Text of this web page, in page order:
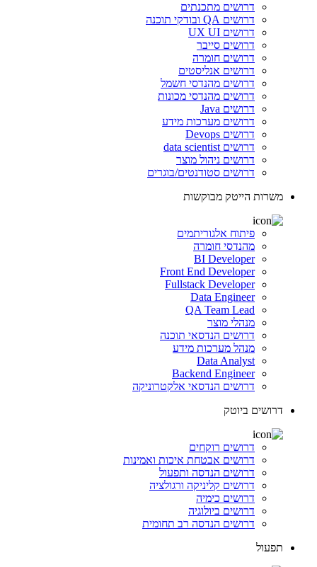
דרושים מתכנתים
דרושים QA ובודקי תוכנה
דרושים UX UI
דרושים סייבר
דרושים חומרה
דרושים אנליסטים
דרושים מהנדסי חשמל
דרושים מהנדסי מכונות
דרושים Java
דרושים מערכות מידע
דרושים Devops
דרושים data scientist
דרושים ניהול מוצר
דרושים סטודנטים/בוגרים
משרות הייטק מבוקשות
פיתוח אלגוריתמים
מהנדסי חומרה
BI Developer
Front End Developer
Fullstack Developer
Data Engineer
QA Team Lead
מנהלי מוצר
דרושים הנדסאי תוכנה
מנהל מערכות מידע
Data Analyst
Backend Engineer
דרושים הנדסאי אלקטרוניקה
דרושים ביוטק
דרושים רוקחים
דרושים אבטחת איכות ואמינות
דרושים הנדסה ותפעול
דרושים קליניקה ורגולציה
דרושים כימיה
דרושים ביולוגיה
דרושים הנדסה רב תחומית
תפעול